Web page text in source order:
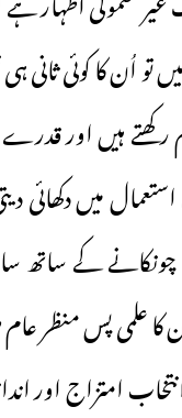
تو اُن کا کوئی
ہیں اور
میں دکھائی
کے
کا علمی پس منظر
امتزاج اور